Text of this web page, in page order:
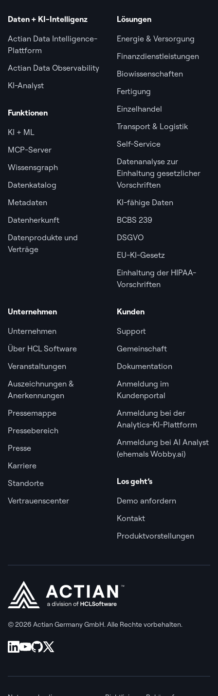
Daten + KI-Intelligenz
Actian Data Intelligence-
Plattform
Actian Data Observability
KI-Analyst
Funktionen
KI + ML
MCP-Server
Wissensgraph
Datenkatalog
Metadaten
Datenherkunft
Datenprodukte und
Verträge
Lösungen
Energie & Versorgung
Finanzdienstleistungen
Biowissenschaften
Fertigung
Einzelhandel
Transport & Logistik
Self-Service
Datenanalyse zur
Einhaltung gesetzlicher
Vorschriften
KI-fähige Daten
BCBS 239
DSGVO
EU-KI-Gesetz
Einhaltung der HIPAA-
Vorschriften
Unternehmen
Unternehmen
Über HCL Software
Veranstaltungen
Auszeichnungen &
Anerkennungen
Pressemappe
Pressebereich
Presse
Karriere
Standorte
Vertrauenscenter
Kunden
Support
Gemeinschaft
Dokumentation
Anmeldung im
Kundenportal
Anmeldung bei der
Analytics-KI-Plattform
Anmeldung bei AI Analyst
(ehemals Wobby.ai)
Los geht’s
Demo anfordern
Kontakt
Produktvorstellungen
© 2026 Actian Germany GmbH. Alle Rechte vorbehalten.